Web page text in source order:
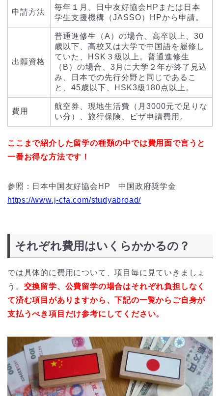
申請方法
毎年１月。日中友好協会HPまたは日本
学生支援機構（JASSO）HPから申請。
出願資格
普通進修生（A）の場合、高卒以上、30
歳以下、高校又は大学で中国語を履修し
ていた、HSK３級以上。普通進修生
（B）の場合、3月に大学２年が終了見込
み、日本での先行分野と同じであるこ
と、45歳以下、HSK3級180点以上。
費用
航空券、現地生活費（月3000元で足りな
い分）、旅行保険、ビザ申請費用。
ここまで紹介した留学の種類の中では費用面で言うと
一番お得な方法です！
参照：日本中国友好協会HP 中国政府奨学金
https://www.j-cfa.com/studyabroad/
それぞれ費用はいくらかかるの？
では具体的に費用について、項目毎に見ていきましょ
う。 交換留学、公費留学の場合はそれぞれ負担しなく
て済む項目がありますから、下記の一覧からご自身が
支払うべき項目だけ参考にしてください。